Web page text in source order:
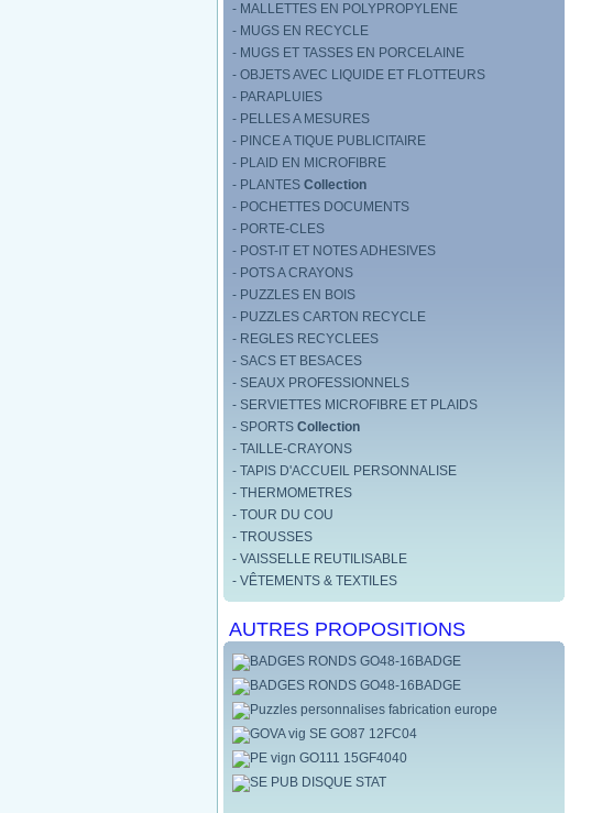
- MALLETTES EN POLYPROPYLENE
- MUGS EN RECYCLE
- MUGS ET TASSES EN PORCELAINE
- OBJETS AVEC LIQUIDE ET FLOTTEURS
- PARAPLUIES
- PELLES A MESURES
- PINCE A TIQUE PUBLICITAIRE
- PLAID EN MICROFIBRE
- PLANTES Collection
- POCHETTES DOCUMENTS
- PORTE-CLES
- POST-IT ET NOTES ADHESIVES
- POTS A CRAYONS
- PUZZLES EN BOIS
- PUZZLES CARTON RECYCLE
- REGLES RECYCLEES
- SACS ET BESACES
- SEAUX PROFESSIONNELS
- SERVIETTES MICROFIBRE ET PLAIDS
- SPORTS Collection
- TAILLE-CRAYONS
- TAPIS D'ACCUEIL PERSONNALISE
- THERMOMETRES
- TOUR DU COU
- TROUSSES
- VAISSELLE REUTILISABLE
- VÊTEMENTS & TEXTILES
AUTRES PROPOSITIONS